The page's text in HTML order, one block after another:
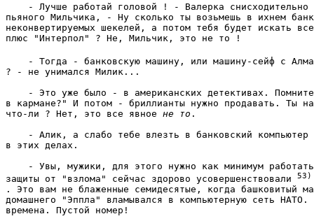
- Лучше работай головой ! - Валерка снисходительно
пьяного Мильчика, - Ну сколько ты возьмешь в ихнем
неконвертируемых шекелей, а потом тебя будет искать
плюс "Интерпол" ? Не, Мильчик, это не то !
- Тогда - банковскую машину, или машину-сейф с
? - не унимался Милик...
- Это уже было - в американских детективах.
в кармане?" И потом - бриллианты нужно продавать. Ты
что-ли ? Нет, это все явное не то .
- Алик, а слабо тебе влезть в банковский компьютер
в этих делах.
- Увы, мужики, для этого нужно как минимум
защиты от "взлома" сейчас здорово усовершенствовали
. Это вам не блаженные семидесятые, когда башковитый
домашнего "Эппла" вламывался в компьютерную сеть НАТО.
времена. Пустой номер!